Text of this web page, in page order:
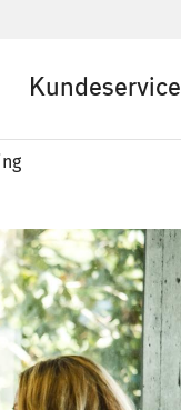
Kundeservice